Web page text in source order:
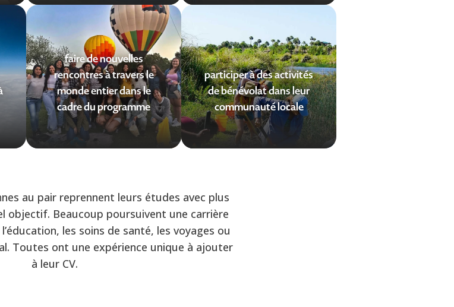
faire de nouvelles
rencontres à travers le
monde entier dans le
cadre du programme
participer à des activités
de bénévolat dans leur
communauté locale
au pair reprennent leurs études avec plus
objectif. Beaucoup poursuivent une carrière
les soins de santé, les voyages ou
Toutes ont une expérience unique à ajouter
à leur CV.